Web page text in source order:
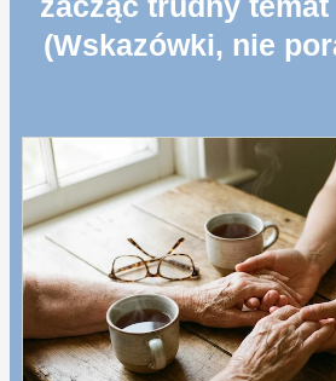
(Wskazówki, nie